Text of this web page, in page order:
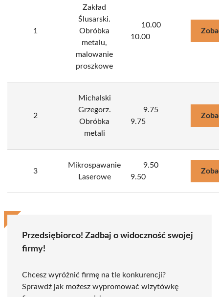
1
Zakład
Ślusarski.
Obróbka
metalu,
malowanie
proszkowe
10.00
10.00
2
Michalski
Grzegorz.
Obróbka
metali
9.75
9.75
3
Mikrospawanie
Laserowe
9.50
9.50
Przedsiębiorco! Zadbaj o widoczność swojej
firmy!
Chcesz wyróżnić firmę na tle konkurencji?
Sprawdź jak możesz wypromować wizytówkę